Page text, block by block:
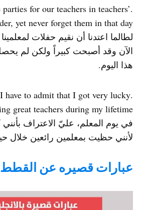
parties for our teachers in teachers’
yet never forget them in that day
لطالما اعتدنا أن نقيم حفلات
الآن وقد أصبحت كبيراً ولكن لم
هذا اليوم.
I have to admit that I got very lucky
great teachers during my lifetime
في يوم المعلم، عليّ الاعتراف
لأنني حظيت بمعلمين رائعين خلال
عبارات قصيره عن القطط